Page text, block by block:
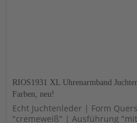
RIOS1931 XL Uhrenarmband
Farben, neu!
Echt Juchtenleder | Form
"cremeweiß" | Ausführung